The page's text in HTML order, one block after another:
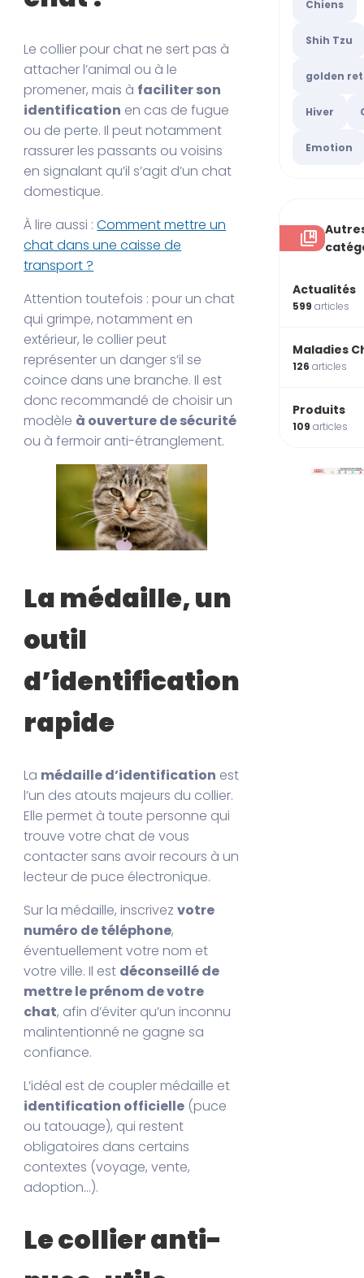
Le collier pour chat ne sert pas à
attacher l’animal ou à le
promener, mais à faciliter son
identification en cas de fugue
ou de perte. Il peut notamment
rassurer les passants ou voisins
en signalant qu’il s’agit d’un chat
domestique.
À lire aussi :Comment mettre un
chat dans une caisse de
transport​ ?
Attention toutefois : pour un chat
qui grimpe, notamment en
extérieur, le collier peut
représenter un danger s’il se
coince dans une branche. Il est
donc recommandé de choisir un
modèle à ouverture de sécurité
ou à fermoir anti-étranglement.
La médaille, un
outil
d’identification
rapide
La médaille d’identification est
l’un des atouts majeurs du collier.
Elle permet à toute personne qui
trouve votre chat de vous
contacter sans avoir recours à un
lecteur de puce électronique.
Sur la médaille, inscrivezvotre
numéro de téléphone,
éventuellement votre nom et
votre ville. Il est déconseillé de
mettre le prénom de votre
chat, afin d’éviter qu’un inconnu
malintentionné ne gagne sa
confiance.
L’idéal est de coupler médaille et
identification officielle (puce
ou tatouage), qui restent
obligatoires dans certains
contextes (voyage, vente,
adoption…).
Le collier anti-
Chiens
Shih Tzu
golden
Hiver
Emotion
Actualités
599articles
Maladies
126articles
Produits
109articles